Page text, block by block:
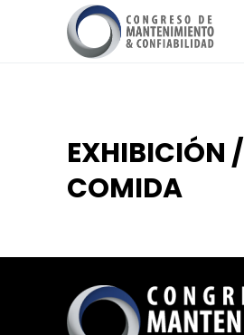
EXHIBICIÓN /
COMIDA